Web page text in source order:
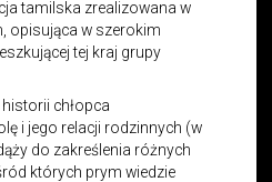
tamilska zrealizowana w
opisująca w szerokim
tej kraj grupy
chłopca
i jego relacji rodzinnych (w
do zakreślenia różnych
których prym wiedzie